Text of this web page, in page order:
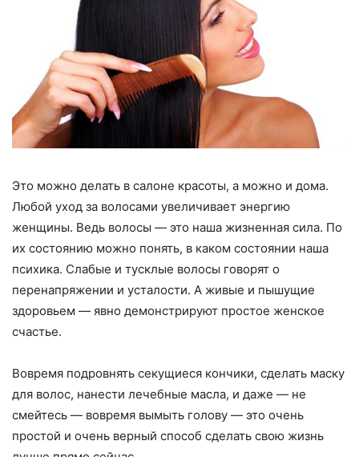
Это можно делать в салоне красоты, а можно и дома.
Любой уход за волосами увеличивает энергию
женщины. Ведь волосы — это наша жизненная сила. По
их состоянию можно понять, в каком состоянии наша
психика. Слабые и тусклые волосы говорят о
перенапряжении и усталости. А живые и пышущие
здоровьем — явно демонстрируют простое женское
счастье.
Вовремя подровнять секущиеся кончики, сделать маску
для волос, нанести лечебные масла, и даже — не
смейтесь — вовремя вымыть голову — это очень
простой и очень верный способ сделать свою жизнь